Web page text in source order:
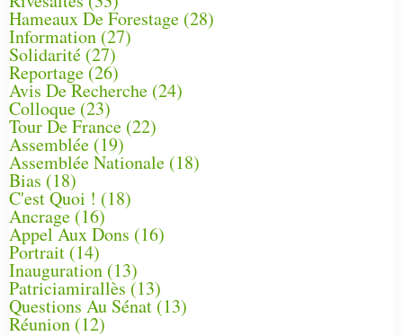
Hameaux De Forestage (28)
Information (27)
Solidarité (27)
Reportage (26)
Avis De Recherche (24)
Colloque (23)
Tour De France (22)
Assemblée (19)
Assemblée Nationale (18)
Bias (18)
C'est Quoi ! (18)
Ancrage (16)
Appel Aux Dons (16)
Portrait (14)
Inauguration (13)
Patriciamirallès (13)
Questions Au Sénat(13)
Réunion (12)